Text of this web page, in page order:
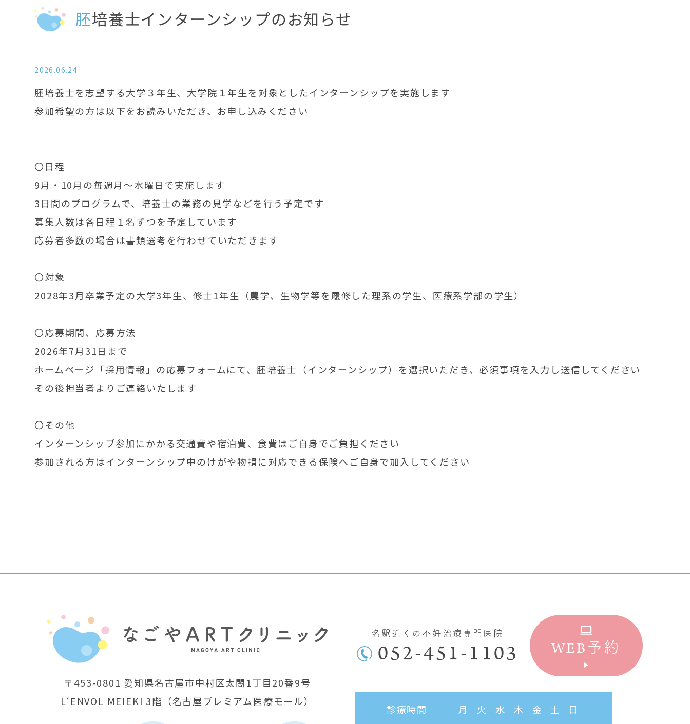
胚培養士インターンシップのお知らせ
2026.06.24
胚培養士を志望する大学３年生、大学院１年生を対象としたインターンシップを実施します
参加希望の方は以下をお読みいただき、お申し込みください
〇日程
9月・10月の毎週月～水曜日で実施します
3日間のプログラムで、培養士の業務の見学などを行う予定です
募集人数は各日程１名ずつを予定しています
応募者多数の場合は書類選考を行わせていただきます
〇対象
2028年3月卒業予定の大学3年生、修士1年生（農学、生物学等を履修した理系の学生、医療系学部の学生）
〇応募期間、応募方法
2026年7月31日まで
ホームページ「採用情報」の応募フォームにて、胚培養士（インターンシップ）を選択いただき、必須事項を入力し送信してください
その後担当者よりご連絡いたします
〇その他
インターンシップ参加にかかる交通費や宿泊費、食費はご自身でご負担ください
参加される方はインターンシップ中のけがや物損に対応できる保険へご自身で加入してください
〒453-0801 愛知県名古屋市中村区太閤1丁目20番9号
L‘ENVOL MEIEKI 3階 （名古屋プレミアム医療モール）
名駅近くの不妊治療専門医院
052-451-1103 WEB 予約
診療時間 月 火 水 木 金 土 日